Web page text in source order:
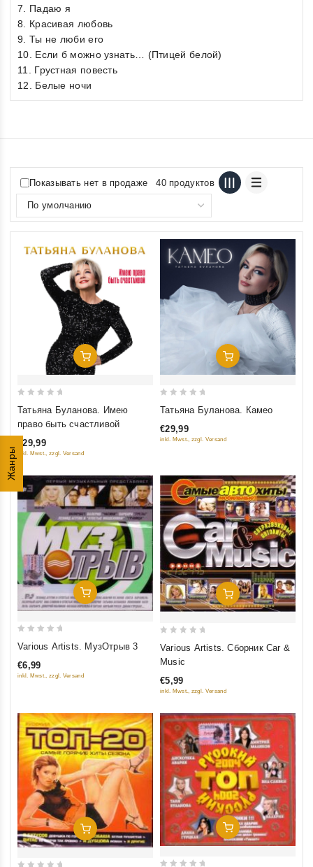
Жанры
7. Падаю я
8. Красивая любовь
9. Ты не люби его
10. Если б можно узнать… (Птицей белой)
11. Грустная повесть
12. Белые ночи
Показывать нет в продаже 40 продуктов
Добавить В Корзину
Татьяна Буланова. Имею
право быть счастливой
€29,99
inkl. Mwst., zzgl. Versand
Добавить В Корзину
of
Татьяна Буланова. Камео
€29,99
inkl. Mwst., zzgl. Versand
Добавить В Корзину
of
Various Artists. МузОтрыв 3
€6,99
inkl. Mwst., zzgl. Versand
Добавить В Корзину
5
Various Artists. Сборник Car &
Music
€5,99
inkl. Mwst., zzgl. Versand
Добавить В Корзину Добавить В Корзину